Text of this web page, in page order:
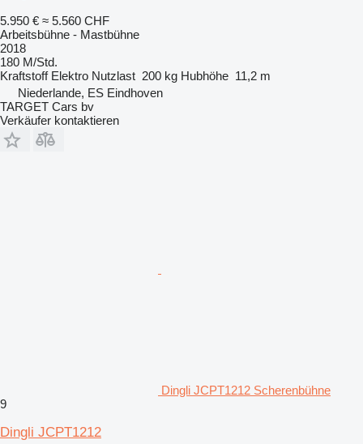
5.950 € ≈ 5.560 CHF
Arbeitsbühne - Mastbühne
2018
180 M/Std.
Kraftstoff Elektro Nutzlast 200 kg Hubhöhe 11,2 m
Niederlande, ES Eindhoven
TARGET Cars bv
Verkäufer kontaktieren
Dingli JCPT1212 Scherenbühne
9
Dingli JCPT1212